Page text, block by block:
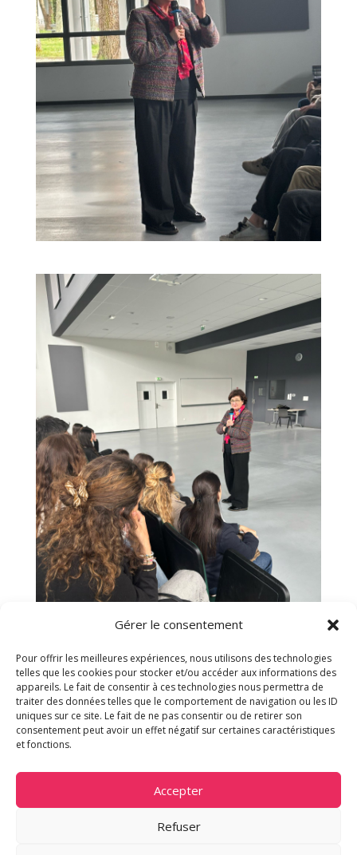
Gérer le consentement
Pour offrir les meilleures expériences, nous utilisons des technologies
telles que les cookies pour stocker et/ou accéder aux informations des
appareils. Le fait de consentir à ces technologies nous permettra de
traiter des données telles que le comportement de navigation ou les ID
uniques sur ce site. Le fait de ne pas consentir ou de retirer son
consentement peut avoir un effet négatif sur certaines caractéristiques
et fonctions.
Accepter
Refuser
F
ac
X T
h
W
h
at
Li
n
k
E
m